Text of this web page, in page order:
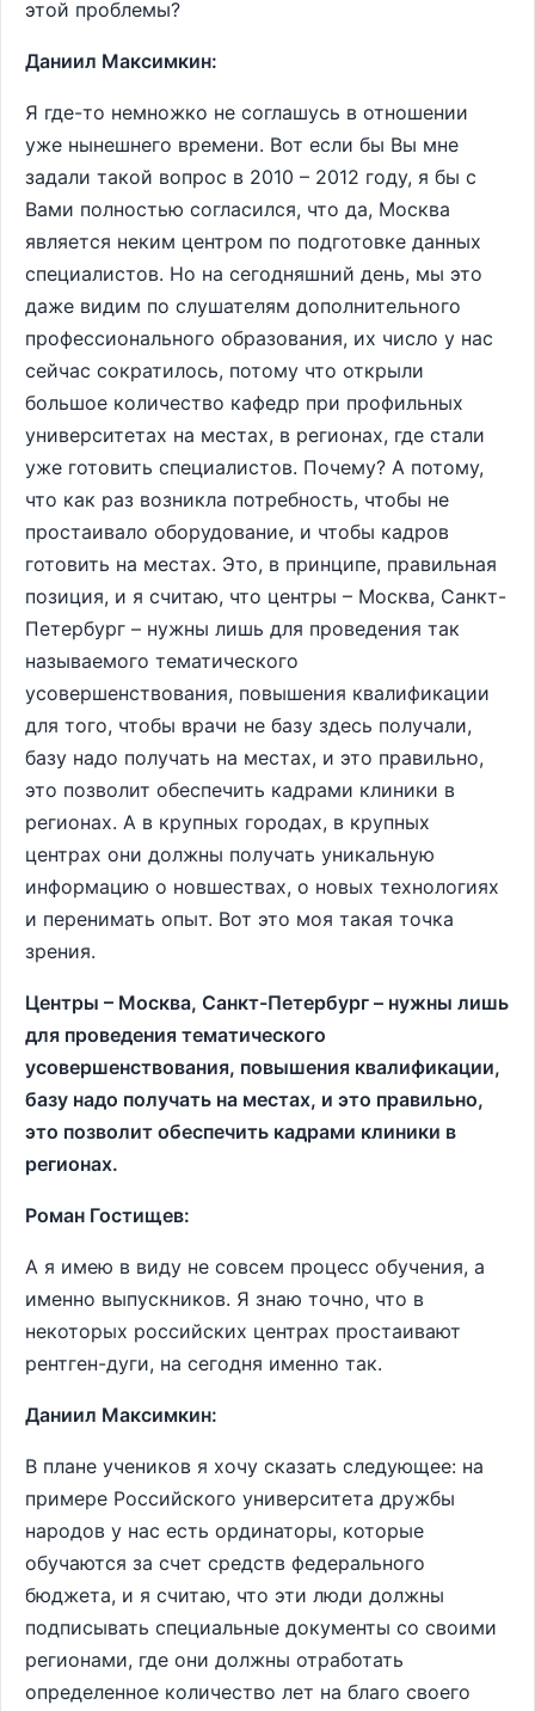
этой проблемы?
Даниил Максимкин:
Я где-то немножко не соглашусь в отношении
уже нынешнего времени. Вот если бы Вы мне
задали такой вопрос в 2010 – 2012 году, я бы с
Вами полностью согласился, что да, Москва
является неким центром по подготовке данных
специалистов. Но на сегодняшний день, мы это
даже видим по слушателям дополнительного
профессионального образования, их число у нас
сейчас сократилось, потому что открыли
большое количество кафедр при профильных
университетах на местах, в регионах, где стали
уже готовить специалистов. Почему? А потому,
что как раз возникла потребность, чтобы не
простаивало оборудование, и чтобы кадров
готовить на местах. Это, в принципе, правильная
позиция, и я считаю, что центры – Москва, Санкт-
Петербург – нужны лишь для проведения так
называемого тематического
усовершенствования, повышения квалификации
для того, чтобы врачи не базу здесь получали,
базу надо получать на местах, и это правильно,
это позволит обеспечить кадрами клиники в
регионах. А в крупных городах, в крупных
центрах они должны получать уникальную
информацию о новшествах, о новых технологиях
и перенимать опыт. Вот это моя такая точка
зрения.
Центры – Москва, Санкт-Петербург – нужны лишь
для проведения тематического
усовершенствования, повышения квалификации,
базу надо получать на местах, и это правильно,
это позволит обеспечить кадрами клиники в
регионах.
Роман Гостищев:
А я имею в виду не совсем процесс обучения, а
именно выпускников. Я знаю точно, что в
некоторых российских центрах простаивают
рентген-дуги, на сегодня именно так.
Даниил Максимкин:
В плане учеников я хочу сказать следующее: на
примере Российского университета дружбы
народов у нас есть ординаторы, которые
обучаются за счет средств федерального
бюджета, и я считаю, что эти люди должны
подписывать специальные документы со своими
регионами, где они должны отработать
определенное количество лет на благо своего